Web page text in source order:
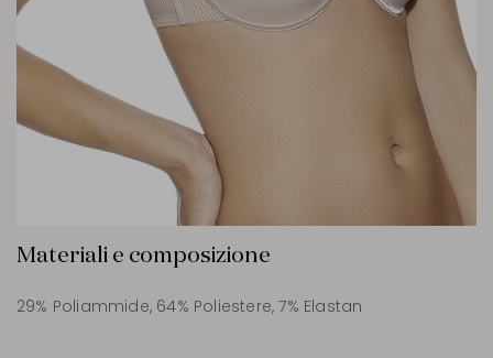
Materiali e composizione
29% Poliammide, 64% Poliestere, 7% Elastan